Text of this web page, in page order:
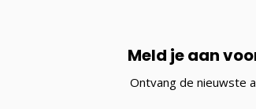
Meld je aan
Ontvang de nieuwste